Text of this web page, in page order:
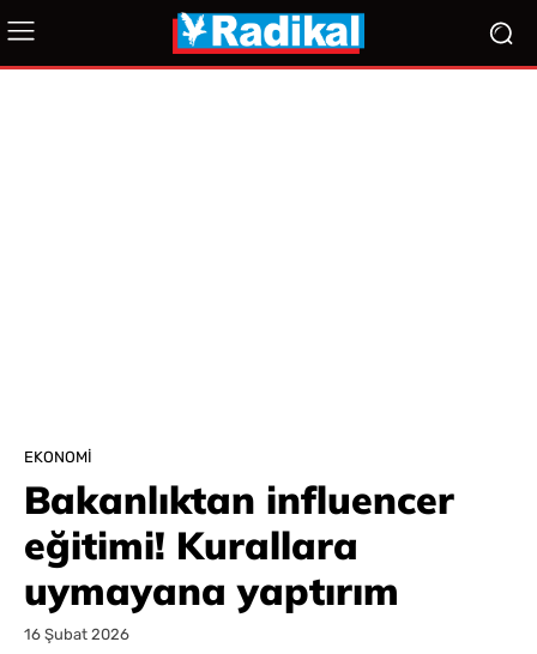
EKONOMI
Bakanlıktan influencer
eğitimi! Kurallara
uymayana yaptırım
16 Şubat 2026